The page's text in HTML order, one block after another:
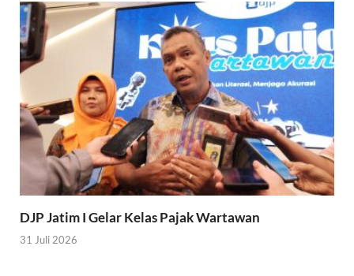
DJP Jatim I Gelar Kelas Pajak Wartawan
31 Juli 2026